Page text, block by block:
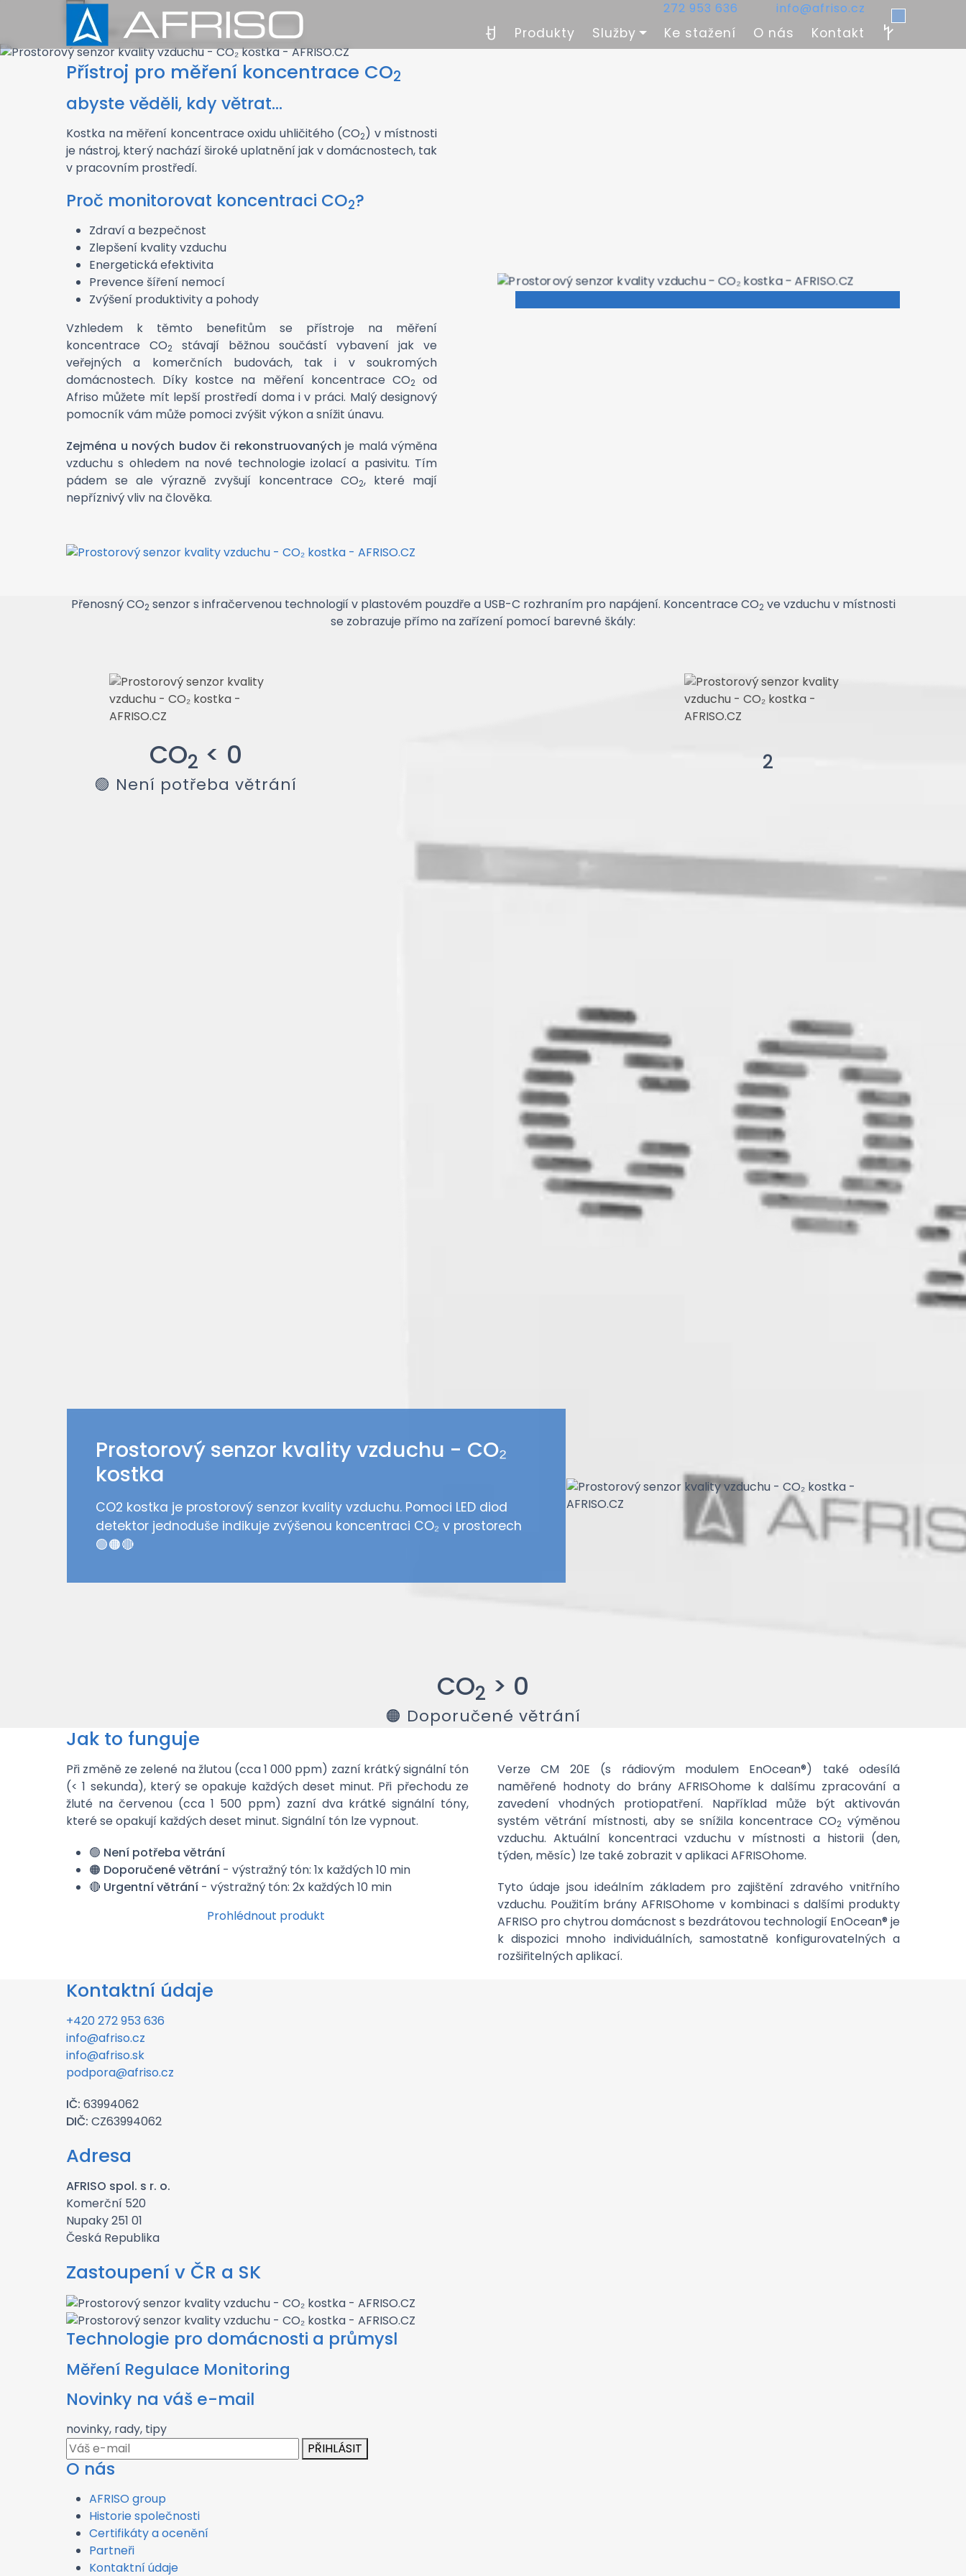
272 953 636 info@afriso.cz
Produkty Služby Ke stažení O nás Kontakt
Prostorový senzor kvality vzduchu - CO₂
kostka
CO2 kostka je prostorový senzor kvality vzduchu. Pomoci LED diod
detektor jednoduše indikuje zvýšenou koncentraci CO₂ v prostorech
🟢🟠🔴
Přístroj pro měření koncentrace CO2
abyste věděli, kdy větrat...
Kostka na měření koncentrace oxidu uhličitého (CO2) v místnosti
je nástroj, který nachází široké uplatnění jak v domácnostech, tak
v pracovním prostředí.
Proč monitorovat koncentraci CO2?
Zdraví a bezpečnost
Zlepšení kvality vzduchu
Energetická efektivita
Prevence šíření nemocí
Zvýšení produktivity a pohody
Vzhledem k těmto benefitům se přístroje na měření
koncentrace CO2
stávají běžnou součástí vybavení jak ve
veřejných a komerčních budovách, tak i v soukromých
domácnostech. Díky kostce na měření koncentrace CO2 od
Afriso můžete mít lepší prostředí doma i v práci. Malý designový
pomocník vám může pomoci zvýšit výkon a snížit únavu.
Zejména u nových budov či rekonstruovaných je malá výměna
vzduchu s ohledem na nové technologie izolací a pasivitu. Tím
pádem se ale výrazně zvyšují koncentrace CO2, které mají
nepříznivý vliv na člověka.
Přenosný CO2 senzor s infračervenou technologií v plastovém pouzdře a USB-C rozhraním pro napájení. Koncentrace CO2 ve vzduchu v místnosti
se zobrazuje přímo na zařízení pomocí barevné škály:
CO2 < 0
🟢 Není potřeba větrání
CO2 > 0
🟠 Doporučené větrání
2
Jak to funguje
Při změně ze zelené na žlutou (cca 1 000 ppm) zazní krátký signální tón
(< 1 sekunda), který se opakuje každých deset minut. Při přechodu ze
žluté na červenou (cca 1 500 ppm) zazní dva krátké signální tóny,
které se opakují každých deset minut. Signální tón lze vypnout.
🟢 Není potřeba větrání
🟠 Doporučené větrání - výstražný tón: 1x každých 10 min
🔴 Urgentní větrání - výstražný tón: 2x každých 10 min
Prohlédnout produkt
Verze CM 20E (s rádiovým modulem EnOcean®) také odesílá
naměřené hodnoty do brány AFRISOhome k dalšímu zpracování a
zavedení vhodných protiopatření. Například může být aktivován
systém větrání místnosti, aby se snížila koncentrace CO2 výměnou
vzduchu. Aktuální koncentraci vzduchu v místnosti a historii (den,
týden, měsíc) lze také zobrazit v aplikaci AFRISOhome.
Tyto údaje jsou ideálním základem pro zajištění zdravého vnitřního
vzduchu. Použitím brány AFRISOhome v kombinaci s dalšími produkty
AFRISO pro chytrou domácnost s bezdrátovou technologií EnOcean® je
k dispozici mnoho individuálních, samostatně konfigurovatelných a
rozšiřitelných aplikací.
Kontaktní údaje
+420 272 953 636
info@afriso.cz
info@afriso.sk
podpora@afriso.cz
IČ: 63994062
DIČ: CZ63994062
Adresa
AFRISO spol. s r. o.
Komerční 520
Nupaky 251 01
Česká Republika
Zastoupení v ČR a SK
Technologie pro domácnosti a průmysl
Měření Regulace Monitoring
Novinky na váš e-mail
novinky, rady, tipy
PŘIHLÁSIT
O nás
AFRISO group
Historie společnosti
Certifikáty a ocenění
Partneři
Kontaktní údaje